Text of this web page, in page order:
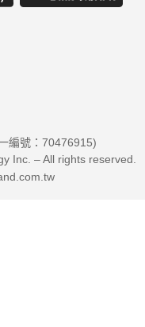
編號：70476915)
Inc. – All rights reserved.